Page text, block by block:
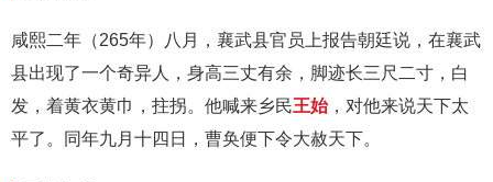
咸熙二年（265年）八月，襄武县官员上报告朝廷说，在襄武
县出现了一个奇异人，身高三丈有余，脚迹长三尺二寸，白
发，着黄衣黄巾，拄拐。他喊来乡民王始，对他来说天下太
平了。同年九月十四日，曹奂便下令大赦天下。